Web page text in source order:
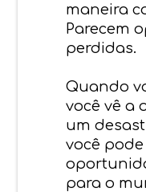
maneira
Parecem
perdidas.
Quando
você vê a
um
você
para o